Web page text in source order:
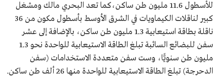
للأسطول 11.6 مليون طن ساكن،كما تعد البحري مالك ومشغل
كبير لناقلات الكيماويات في الشرق الأوسط بأسطول مكون من 36
ناقلة بطاقة استيعابية 1.3 مليون طن ساكن، بالإضافة إلى عشر
سفن للبضائع السائبة تبلغ الطاقة الاستيعابية للواحدة نحو 1.3
مليون طن سنويًّا، وست سفن متعددة الاستخدامات (سفن
الدحرجة) تبلغ الطاقة الاستيعابية للواحدة منها 26 ألف طن ساكن.